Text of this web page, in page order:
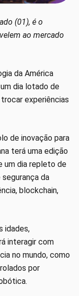
(01), é o
ao mercado
da América
dia lotado de
experiências
de inovação para
terá uma edição
um dia repleto de
da
blockchain,
idades,
interagir com
no mundo, como
por